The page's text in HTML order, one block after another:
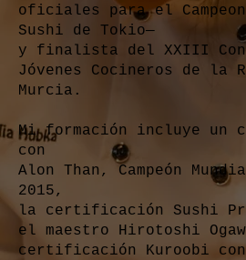
oficiales para el
Sushi de Tokio—
y finalista del XXIII
Jóvenes Cocineros de la
Murcia.
Mi formación incluye un
con
Alon Than, Campeón
2015,
la certificación Sushi
el maestro Hirotoshi
certificación Kuroobi con